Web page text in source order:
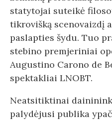
statytojai suteikė
tikrovišką scenovaizdį
paslapties šydu. Tuo
stebino premjeriniai
Augustino Carono de
spektakliai LNOBT.
Neatsitiktinai
palydėjusi publika